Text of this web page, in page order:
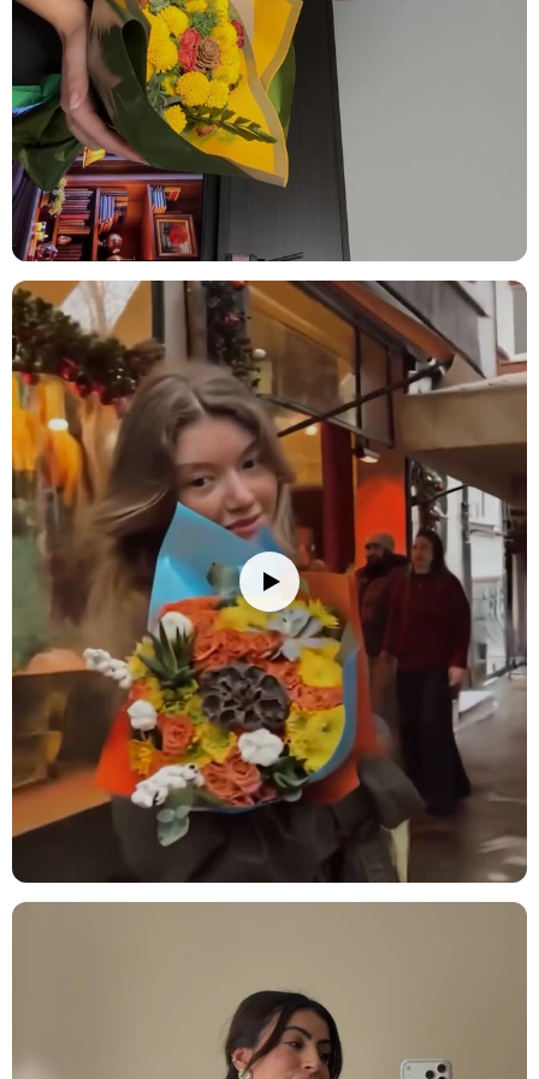
Çiçeğin merkezinde sakin bir güç sunar.
Beyaz Papatya:
Masumiyet, içtenlik ve neşeyi temsil eder.
Aranjmana samimi bir ruh kazandırır.
Pars Ped Bleach on Stem:Açık tonlu doğal dokusuyla tasarıma
yumuşak geçiş ve natürel bir görünüm kazandırır.
Mirkeladus:Hacimli yapısıyla düzenlemeye derinlik ve hareket
katar.
Okaliptus:Taze yeşil yapraklarıyla ferah bir hava katar. Aranjmanın
doğal dengesini sağlar.
Kullanım Alanları ve Öneriler
Bu aranjman; sadeliği, dinginliği ve sofistike dokunuşlarıyla pek çok
ortamda göz alıcı bir etki yaratır:
Ev Dekorasyonu:Yaşam alanlarınıza taze, zarif ve huzur verici bir
atmosfer kazandırır.
Ofis / Çalışma Alanı:Masanıza veya ofis girişine doğallık ve estetik
kazandırmak için ideal bir tercihtir.
Teşekkür Hediyesi:
İçten bir minnettarlığı, kelimelere gerek
kalmadan güçlü bir dille ifade eder.
Yeni Ev Hediyesi:
Yeni başlangıçlara sade ama sofistike bir "hoş
geldin" demek için mükemmel bir alternatiftir.
Bakım İpuçları
Çiçek buketinizi/vazonuzu eve getirdiğinizde, ambalajını açıp varsa
iplerini çözün. Çiçeklerin daha fazla su çekebilmesi için alt
yaprakları temizleyin ve saplarını 2-3 cm kadar, suyun altında
tutarak kesin. Çiçekleri yerleştireceğiniz vazoyu iyice temizleyin ve
vazoya oda sıcaklığında su doldurun; su seviyesini sapların yarısına
kadar gelecek şekilde ayarlamaya dikkat edin. Vazonuza bir paket
çiçek besini eklemeyi unutmayın. Çiçeklerinizi direkt güneş
ışığından, rüzgardan ve ısı kaynaklarından (radyatör, klima, soba
gibi) uzak tutun. Su seviyesini her gün kontrol ederek değiştirin ve
her su değişiminde sapları 0.5-1 cm kadar tekrar kesin. Ayrıca, suyu
klorsuz ve dinlenmiş su ile değiştirmek çiçeklerinizin ömrünü
uzatmanızı sağlayacaktır. Solan veya kuruyan çiçekleri temizleyerek
diğer çiçeklerin daha uzun süre taze kalmasını sağlayabilirsiniz.
Stok durumuna göre ürünlerde ufak değişiklikler olabilir.
Ürün Kodu: